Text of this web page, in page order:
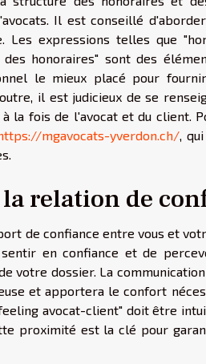
Il est conseillé
Les expressions telles que
honoraires" sont des
le mieux placé pour
il est judicieux de se
la fois de l'avocat et du client.
mgavocats-yverdon.ch/,
relation de
de confiance entre vous et
en confiance et de
votre dossier. La
et apportera le confort
avocat-client" doit être
proximité est la clé pour